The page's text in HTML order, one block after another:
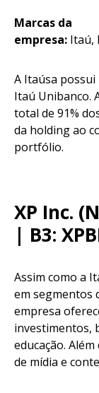
Marcas da
empresa: Itaú,
A Itaúsa
Itaú Unibanco.
total de 91%
da holding ao
portfólio.
XP Inc.
| B3:
Assim como a
em segmentos
empresa
investimentos,
educação.
de mídia e